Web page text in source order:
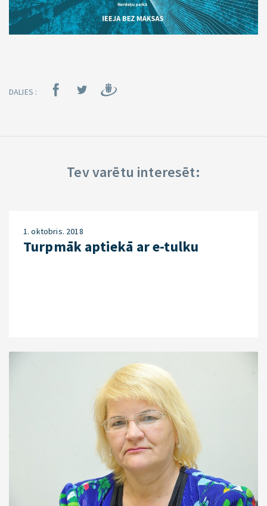
DALIES :
Tev varētu interesēt:
1. oktobris. 2018
Turpmāk aptiekā ar e-tulku